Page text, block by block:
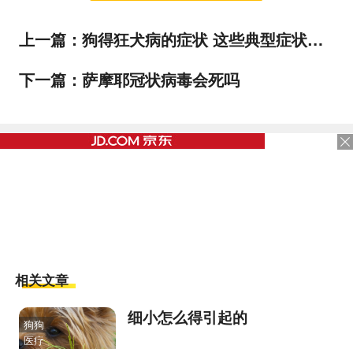
上一篇： 狗得狂犬病的症状 这些典型症状可以基本确定
下一篇： 萨摩耶冠状病毒会死吗
相关文章
狗狗
医疗
细小怎么得引起的